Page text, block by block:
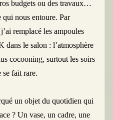
budgets ou des travaux…
qui nous entoure. Par
remplacé les ampoules
dans le salon : l’atmosphère
cocooning, surtout les soirs
se fait rare.
un objet du quotidien qui
? Un vase, un cadre, une